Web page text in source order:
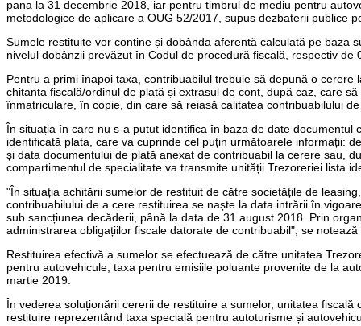
pana la 31 decembrie 2018, iar pentru timbrul de mediu pentru
metodologice de aplicare a OUG 52/2017, supus dezbaterii publice
Sumele restituite vor conține și dobânda aferentă calculată pe baza
nivelul dobânzii prevăzut în Codul de procedură fiscală, respectiv de
Pentru a primi înapoi taxa, contribuabilul trebuie să depună o
chitanța fiscală/ordinul de plată și extrasul de cont, după caz, care
înmatriculare, în copie, din care să reiasă calitatea contribuabilului
În situația în care nu s-a putut identifica în baza de date
identificată plata, care va cuprinde cel puțin următoarele informații:
și data documentului de plată anexat de contribuabil la cerere sau,
compartimentul de specialitate va transmite unității Trezoreriei lista
"În situația achitării sumelor de restituit de către societățile de
contribuabilului de a cere restituirea se naște la data intrării în
sub sancțiunea decăderii, până la data de 31 august 2018. Prin
administrarea obligațiilor fiscale datorate de contribuabil", se notează
Restituirea efectivă a sumelor se efectuează de către unitatea
pentru autovehicule, taxa pentru emisiile poluante provenite de la
martie 2019.
În vederea soluționării cererii de restituire a sumelor, unitatea
restituire reprezentând taxa specială pentru autoturisme și